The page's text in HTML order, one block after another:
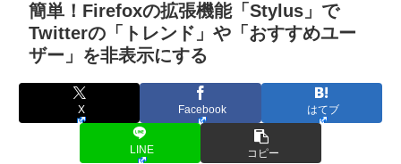
簡単！Firefoxの拡張機能「Stylus」で
Twitterの「トレンド」や「おすすめユー
ザー」を非表示にする
X Facebook はてブ
LINE コピー